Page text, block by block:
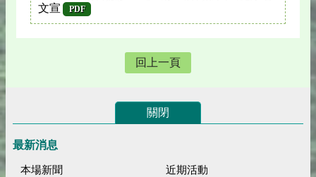
文宣
PDF
回上一頁
關閉
最新消息
本場新聞
近期活動